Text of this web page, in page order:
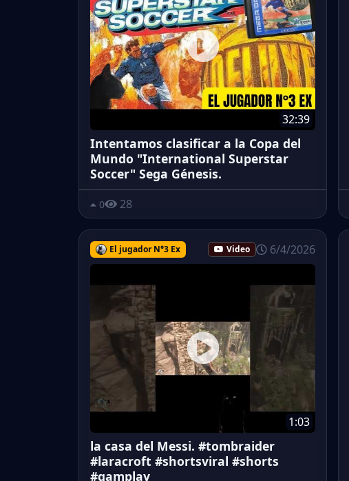
32:39
Intentamos clasificar a la Copa del
Mundo "International Superstar
Soccer" Sega Génesis.
0 28
El jugador N°3 Ex Video 6/4/2026
1:03
la casa del Messi. #tombraider
#laracroft #shortsviral #shorts
#gamplay